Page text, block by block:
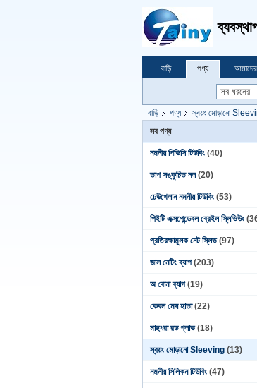
বাড়ি পণ্য
বাড়ি পণ্য স্বয়ং মোড়ানো
সব পণ্য
নমনীয় পিভিসি টিউবিং (40)
তাপ সঙ্কুচিত নল (20)
ঢেউখেলান নমনীয় টিউবিং (53)
পিইটি এক্সপেন্ডেবল ব্রেইল স্লিভিউং
প্রতিরক্ষামূলক নেট স্লিভ (97)
জাল নেটিং ব্যাগ (203)
অ বোনা ব্যাগ (19)
কেবল মেষ হাতা (22)
মাছধরা রড গ্লাভ (18)
স্বয়ং মোড়ানো Sleeving (13)
নমনীয় সিলিকন টিউবিং (47)